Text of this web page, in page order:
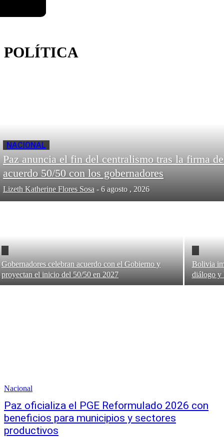
POLÍTICA
NACIONAL
Paz anuncia el fin del centralismo tras la firma
acuerdo 50/50 con los gobernadores
Lizeth Katherine Flores Sosa - 6 agosto , 2026
Gobernadores celebran acuerdo con el Gobierno y
proyectan el inicio del 50/50 en 2027
Bolivia
diálogo y
Nacional
Paz oficializa el PGE Reformulado 2026 con
beneficios para municipios y sectores
productivos